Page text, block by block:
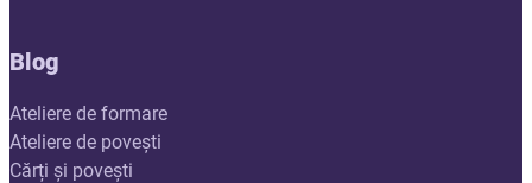
Blog
Ateliere de formare
Ateliere de povești
Cărți și povești